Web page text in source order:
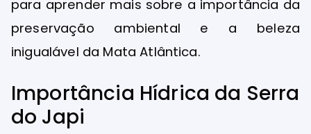
para aprender mais sobre a importância da
preservação ambiental e a beleza
inigualável da Mata Atlântica.
Importância Hídrica da Serra
do Japi